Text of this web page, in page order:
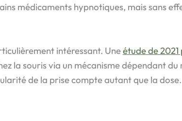
médicaments hypnotiques, mais sans
intéressant. Uneétude de
la souris via un mécanisme dépendant
de la prise compte autant que la dose.